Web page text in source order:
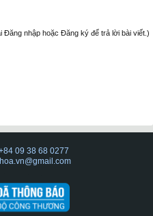
Đăng nhập hoặc Đăng ký để trả lời bài viết.)
09 38 68 0277